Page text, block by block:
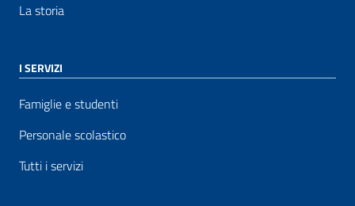
La storia
I SERVIZI
Famiglie e studenti
Personale scolastico
Tutti i servizi